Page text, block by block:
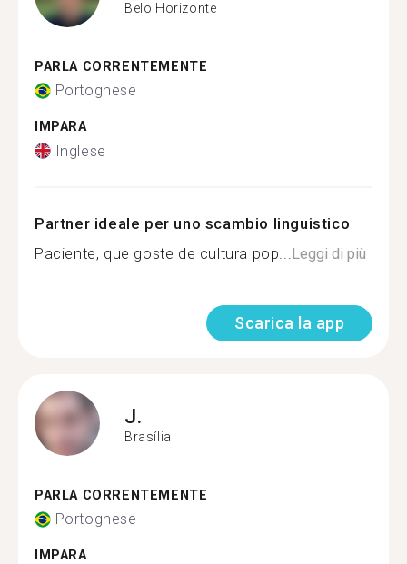
Belo Horizonte
PARLA CORRENTEMENTE
Portoghese
IMPARA
Inglese
Partner ideale per uno scambio linguistico
Paciente, que goste de cultura pop... Leggi di più
Scarica la app
J.
Brasília
PARLA CORRENTEMENTE
Portoghese
IMPARA